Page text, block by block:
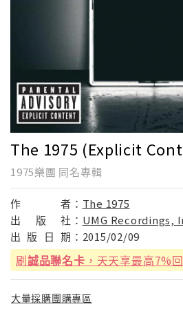
The 1975 (Explicit
1975樂團 同名專輯
作 者： The 1975
出
版 社： UMG Recordings,
出 版 日 期： 2015/02/09
刷誠品聯名卡 ，天天享最高7%
大量採購團購專區